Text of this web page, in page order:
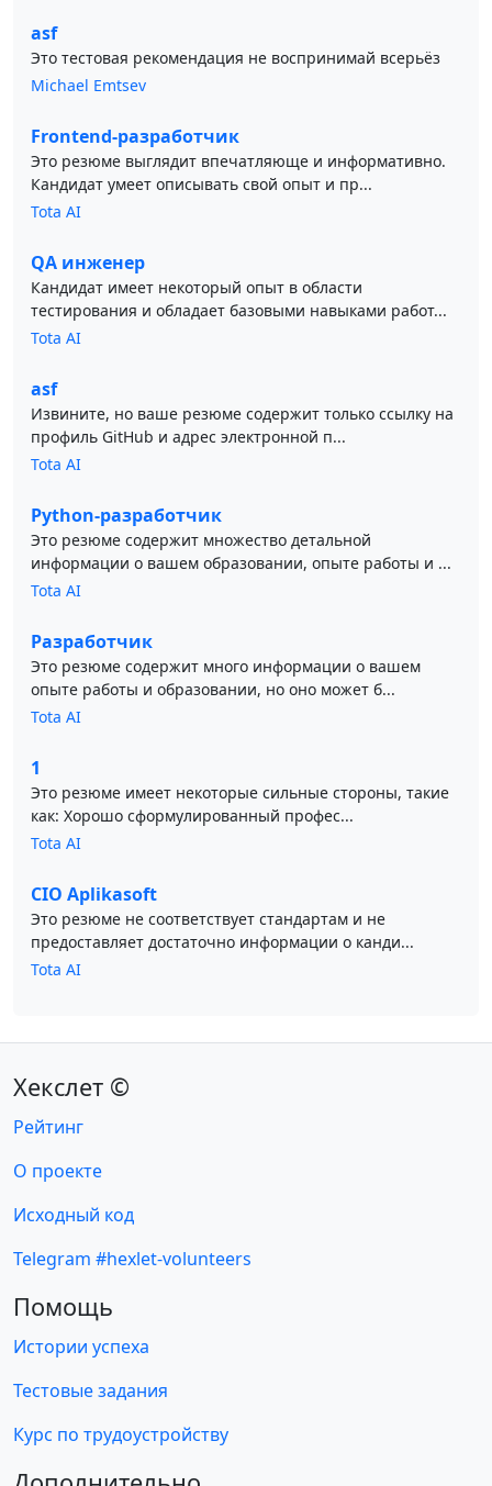
asf
Это тестовая рекомендация не воспринимай всерьёз
Michael Emtsev
Frontend-разработчик
Это резюме выглядит впечатляюще и информативно.
Кандидат умеет описывать свой опыт и пр...
Tota AI
QA инженер
Кандидат имеет некоторый опыт в области
тестирования и обладает базовыми навыками работ...
Tota AI
asf
Извините, но ваше резюме содержит только ссылку на
профиль GitHub и адрес электронной п...
Tota AI
Python-разработчик
Это резюме содержит множество детальной
информации о вашем образовании, опыте работы и ...
Tota AI
Разработчик
Это резюме содержит много информации о вашем
опыте работы и образовании, но оно может б...
Tota AI
1
Это резюме имеет некоторые сильные стороны, такие
как: Хорошо сформулированный профес...
Tota AI
CIO Aplikasoft
Это резюме не соответствует стандартам и не
предоставляет достаточно информации о канди...
Tota AI
Хекслет ©
Рейтинг
О проекте
Исходный код
Telegram #hexlet-volunteers
Помощь
Истории успеха
Тестовые задания
Курс по трудоустройству